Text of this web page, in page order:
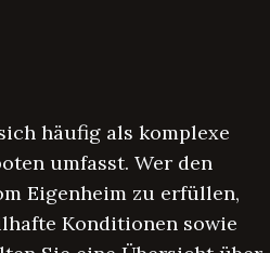
häufig als komplexe
umfasst. Wer den
Eigenheim zu erfüllen,
Konditionen sowie